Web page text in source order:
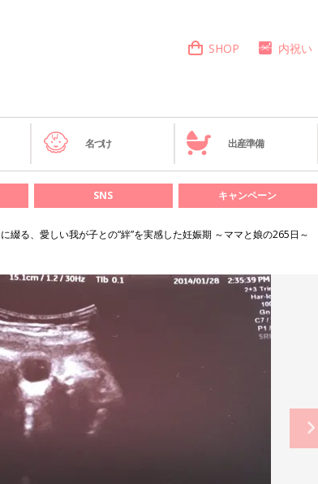
SHOP 内祝い
名づけ 出産準備
SNS キャンペーン
綴る、愛しい我が子との“絆”を実感した妊娠期 ～ママと娘の265日～